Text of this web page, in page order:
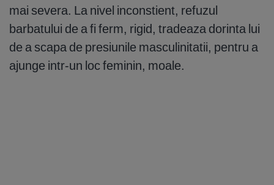
mai severa. La nivel inconstient, refuzul
barbatului de a fi ferm, rigid, tradeaza dorinta lui
de a scapa de presiunile masculinitatii, pentru a
ajunge intr-un loc feminin, moale.